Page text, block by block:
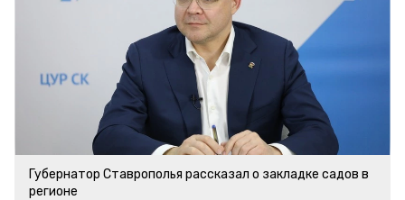
Губернатор Ставрополья рассказал о закладке садов в
регионе